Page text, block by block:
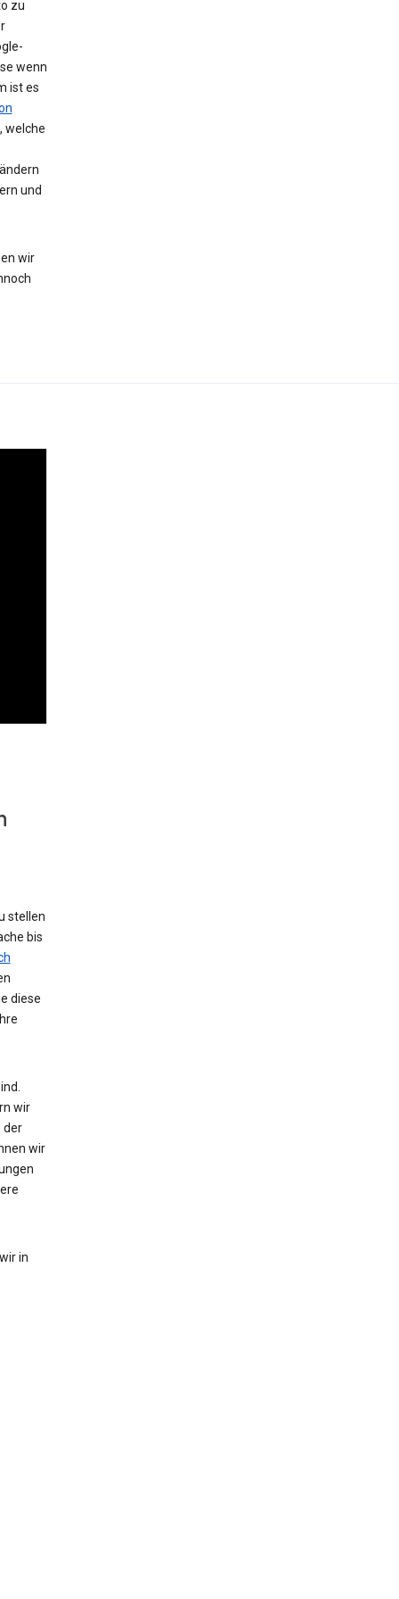
zu
wenn
ist es
welche
und
wir
stellen
bis
diese
wir
der
wir
in